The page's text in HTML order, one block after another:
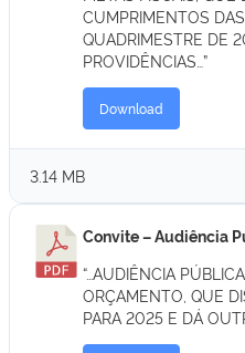
CUMPRIMENTOS
QUADRIMESTRE DE
PROVIDÊNCIAS…”
Download
3.14 MB
Convite – Audiência
“…AUDIÊNCIA
ORÇAMENTO, QUE
PARA 2025 E DÁ